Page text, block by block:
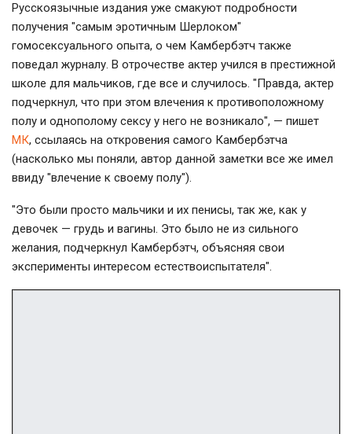
Русскоязычные издания уже смакуют подробности
получения "самым эротичным Шерлоком"
гомосексуального опыта, о чем Камбербэтч также
поведал журналу. В отрочестве актер учился в престижной
школе для мальчиков, где все и случилось. "Правда, актер
подчеркнул, что при этом влечения к противоположному
полу и однополому сексу у него не возникало", — пишет
МК, ссылаясь на откровения самого Камбербэтча
(насколько мы поняли, автор данной заметки все же имел
ввиду "влечение к своему полу").
"Это были просто мальчики и их пенисы, так же, как у
девочек — грудь и вагины. Это было не из сильного
желания, подчеркнул Камбербэтч, объясняя свои
эксперименты интересом естествоиспытателя".